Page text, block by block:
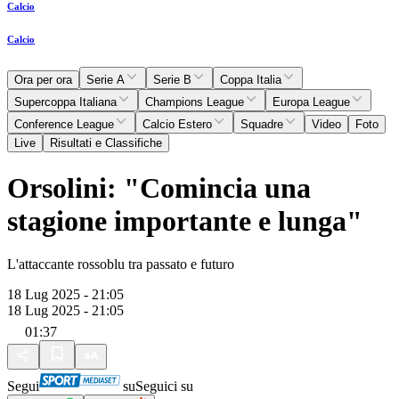
Calcio
Calcio
Ora per ora Serie A Serie B
Coppa Italia
Supercoppa Italiana
Champions League
Europa League
Conference League
Calcio Estero Squadre Video
Foto
Live
Risultati e Classifiche
Orsolini: "Comincia una
stagione importante e lunga"
L'attaccante rossoblu tra passato e futuro
18 Lug 2025 - 21:05
18 Lug 2025 - 21:05
01:37
Segui suSeguici su